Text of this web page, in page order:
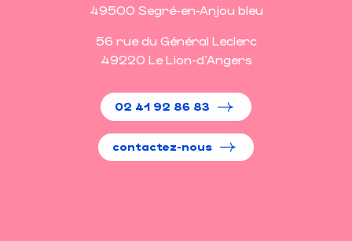
49500 Segré-en-Anjou bleu
56 rue du Général Leclerc
49220 Le Lion-d'Angers
02 41 92 86 83
contactez-nous